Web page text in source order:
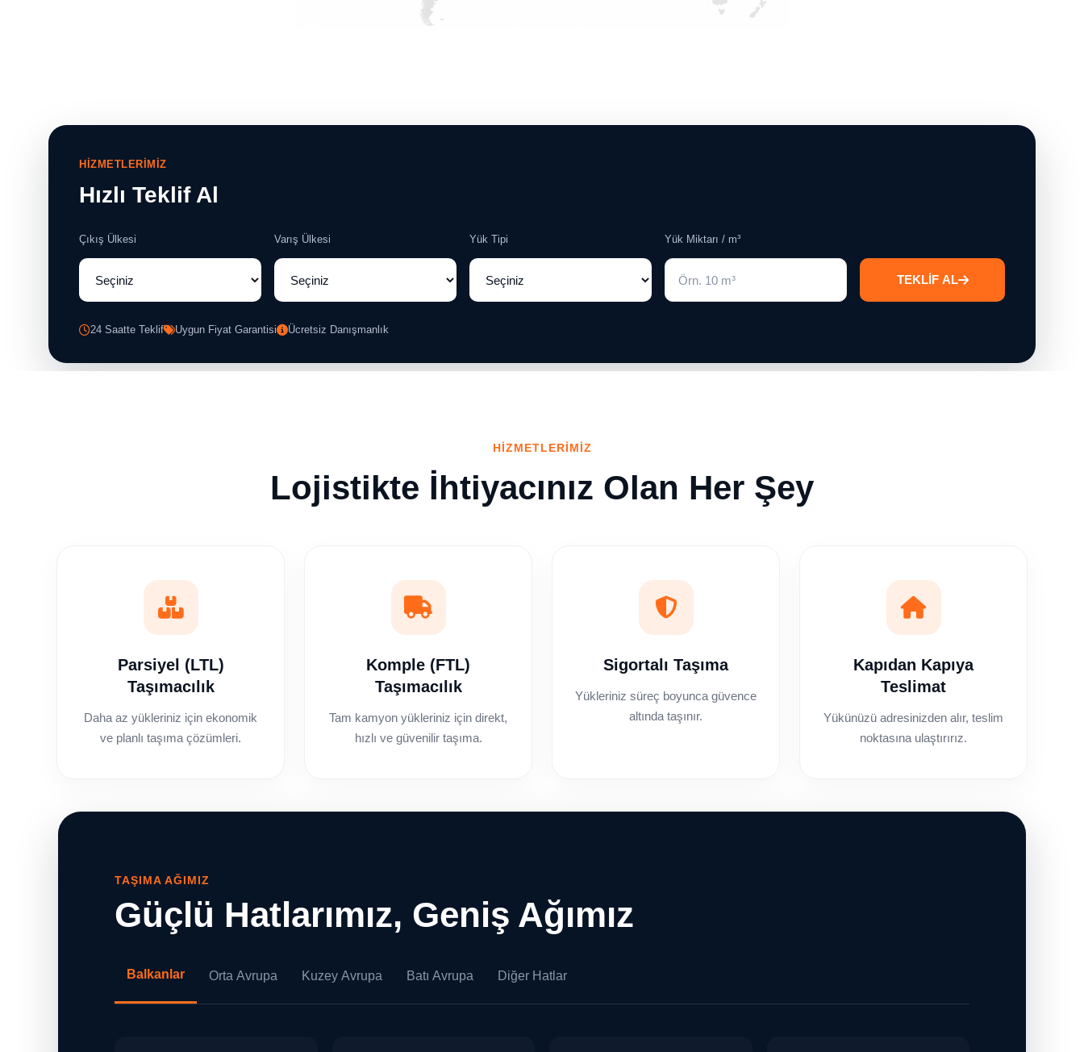
HİZMETLERİMİZ
Hızlı Teklif Al
Çıkış Ülkesi Varış Ülkesi Yük Tipi Yük Miktarı / m³
TEKLİF AL
24 Saatte Teklif Uygun Fiyat Garantisi Ücretsiz Danışmanlık
HİZMETLERİMİZ
Lojistikte İhtiyacınız Olan Her Şey
Parsiyel (LTL)
Taşımacılık
Daha az yükleriniz için ekonomik
ve planlı taşıma çözümleri.
Komple (FTL)
Taşımacılık
Tam kamyon yükleriniz için direkt,
hızlı ve güvenilir taşıma.
Sigortalı Taşıma
Yükleriniz süreç boyunca güvence
altında taşınır.
Kapıdan Kapıya
Teslimat
Yükünüzü adresinizden alır, teslim
noktasına ulaştırırız.
TAŞIMA AĞIMIZ
Güçlü Hatlarımız, Geniş Ağımız
Balkanlar Orta Avrupa Kuzey Avrupa Batı Avrupa Diğer Hatlar